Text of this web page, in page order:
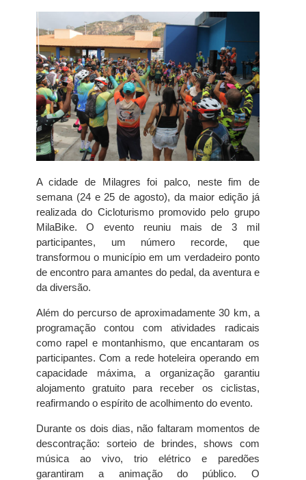
A cidade de Milagres foi palco, neste fim de
semana (24 e 25 de agosto), da maior edição já
realizada do Cicloturismo promovido pelo grupo
MilaBike. O evento reuniu mais de 3 mil
participantes, um número recorde, que
transformou o município em um verdadeiro ponto
de encontro para amantes do pedal, da aventura e
da diversão.
Além do percurso de aproximadamente 30 km, a
programação contou com atividades radicais
como rapel e montanhismo, que encantaram os
participantes. Com a rede hoteleira operando em
capacidade máxima, a organização garantiu
alojamento gratuito para receber os ciclistas,
reafirmando o espírito de acolhimento do evento.
Durante os dois dias, não faltaram momentos de
descontração: sorteio de brindes, shows com
música ao vivo, trio elétrico e paredões
garantiram a animação do público. O